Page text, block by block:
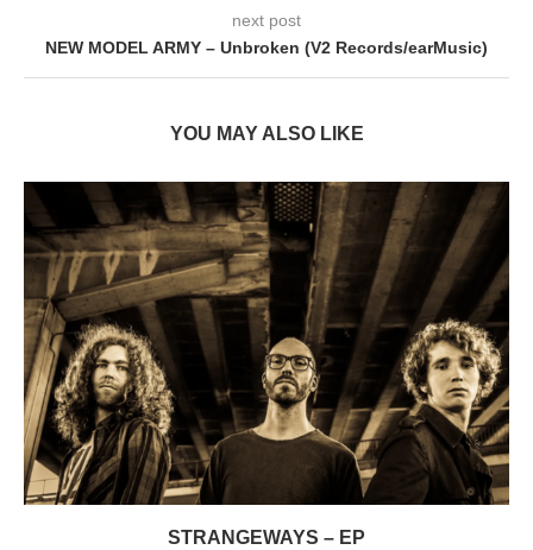
next post
NEW MODEL ARMY – Unbroken (V2 Records/earMusic)
YOU MAY ALSO LIKE
STRANGEWAYS – EP